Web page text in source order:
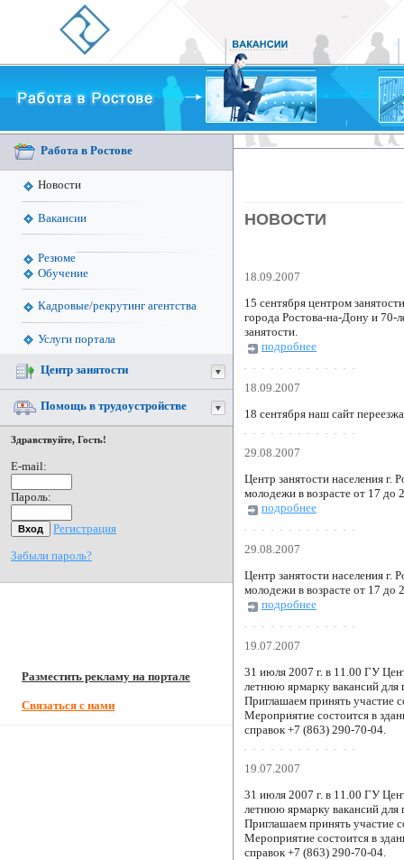
Работа в Ростове
Новости
Вакансии
Резюме
Обучение
Кадровые/рекрутинг агентства
Услуги портала
Центр занятости
Помощь в трудоустройстве
Здравствуйте, Гость!
E-mail:
Пароль:
Регистрация
Забыли пароль?
Разместить рекламу на портале
Связаться с нами
НОВОСТИ
18.09.2007
15 сентября центром
города Ростова-на-Дону и 70-
занятости.
подробнее
18.09.2007
18 сентября наш сайт
29.08.2007
Центр занятости населения г.
молодежи в возрасте от 17 до
подробнее
29.08.2007
Центр занятости населения г.
молодежи в возрасте от 17 до
подробнее
19.07.2007
31 июля 2007 г. в 11.00 ГУ
летнюю ярмарку вакансий
Приглашаем принять участие
Мероприятие состоится в
справок +7 (863) 290-70-04.
19.07.2007
31 июля 2007 г. в 11.00 ГУ
летнюю ярмарку вакансий
Приглашаем принять участие
Мероприятие состоится в
справок +7 (863) 290-70-04.